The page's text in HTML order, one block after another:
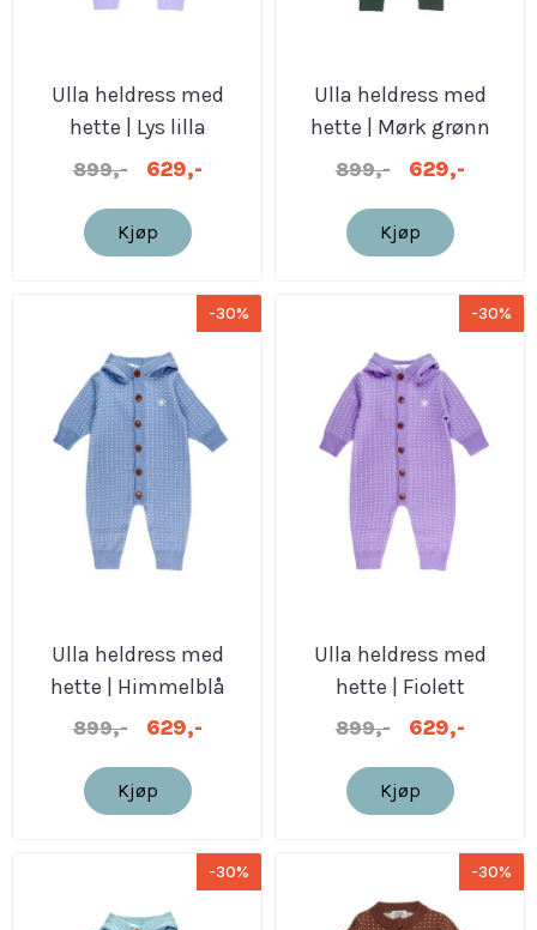
Ulla heldress med
hette | Lys lilla
899,- 629,-
Kjøp
Ulla heldress med
hette | Mørk grønn
899,- 629,-
Kjøp
-30%
Ulla heldress med
hette | Himmelblå
899,- 629,-
Kjøp
-30%
Ulla heldress med
hette | Fiolett
899,- 629,-
Kjøp
-30% -30%